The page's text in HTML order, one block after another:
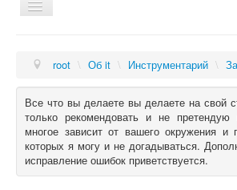
Мысли в слух
Об it
Увлечения
О книгах
root \ Об it \ Инструментарий \
Все что вы делаете вы делаете на свой
только рекомендовать и не
многое зависит от вашего окружения и
которых я могу и не догадываться.
исправление ошибок приветствуется.